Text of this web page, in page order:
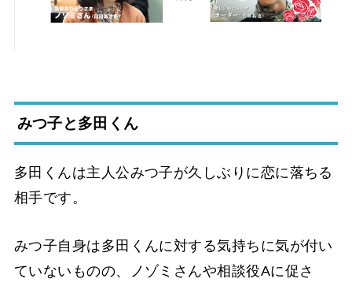
みつ子と多田くん
多田くんは主人公みつ子が久しぶりに恋に落ちる
相手です。
みつ子自身は多田くんに対する気持ちに気が付い
ていないものの、ノゾミさんや相談役Aに促さ